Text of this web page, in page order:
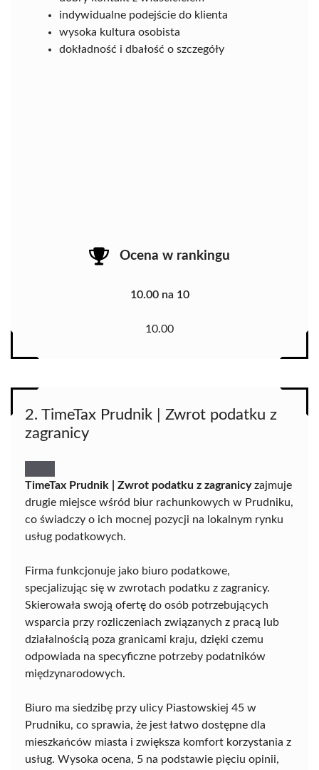
indywidualne podejście do klienta
wysoka kultura osobista
dokładność i dbałość o szczegóły
Ocena w rankingu
10.00 na 10
10.00
2. TimeTax Prudnik | Zwrot podatku z
zagranicy
TimeTax Prudnik | Zwrot podatku z zagranicyzajmuje
drugie miejsce wśród biur rachunkowych w Prudniku,
co świadczy o ich mocnej pozycji na lokalnym rynku
usług podatkowych.
Firma funkcjonuje jako biuro podatkowe,
specjalizując się w zwrotach podatku z zagranicy.
Skierowała swoją ofertę do osób potrzebujących
wsparcia przy rozliczeniach związanych z pracą lub
działalnością poza granicami kraju, dzięki czemu
odpowiada na specyficzne potrzeby podatników
międzynarodowych.
Biuro ma siedzibę przy ulicy Piastowskiej 45 w
Prudniku, co sprawia, że jest łatwo dostępne dla
mieszkańców miasta i zwiększa komfort korzystania z
usług. Wysoka ocena, 5 na podstawie pięciu opinii,